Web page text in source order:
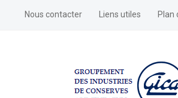
Nous contacter Liens utiles Plan